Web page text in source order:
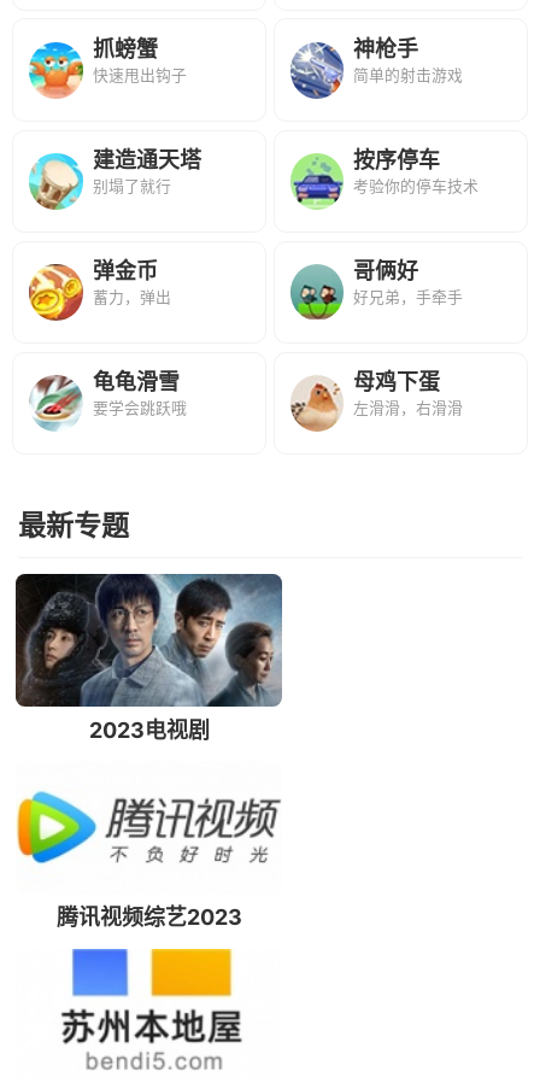
抓螃蟹
快速甩出钩子
神枪手
简单的射击游戏
建造通天塔
别塌了就行
按序停车
考验你的停车技术
弹金币
蓄力，弹出
哥俩好
好兄弟，手牵手
龟龟滑雪
要学会跳跃哦
母鸡下蛋
左滑滑，右滑滑
最新专题
2023电视剧
腾讯视频综艺2023